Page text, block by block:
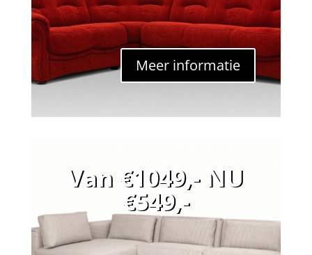
Meer informatie
Van €1049,- NU
€549,-